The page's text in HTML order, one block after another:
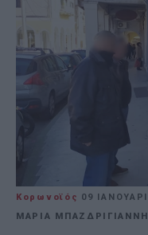
Κορωνοϊός 09
ΜΑΡΙΑ ΜΠΑΖΔΡΙΓΙΑΝΝΗ